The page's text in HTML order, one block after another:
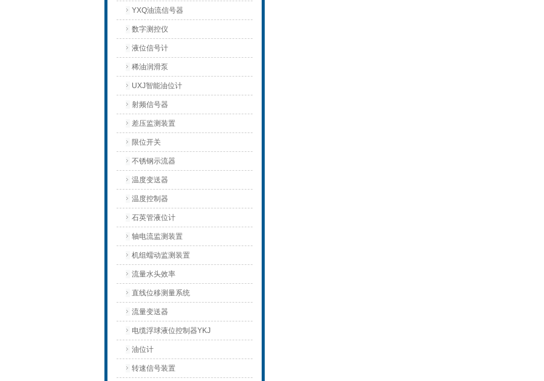
YXQ油流信号器
数字测控仪
液位信号计
稀油润滑泵
UXJ智能油位计
射频信号器
差压监测装置
限位开关
不锈钢示流器
温度变送器
温度控制器
石英管液位计
轴电流监测装置
机组蠕动监测装置
流量水头效率
直线位移测量系统
流量变送器
电缆浮球液位控制器YKJ
油位计
转速信号装置